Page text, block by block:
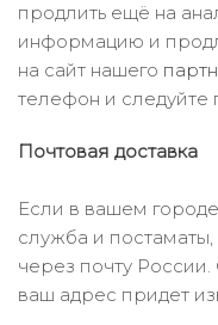
продлить ещё на
информацию и
на сайт нашего
телефон и следуйте
Почтовая доставка
Если в вашем
служба и постаматы,
через почту
ваш адрес придет